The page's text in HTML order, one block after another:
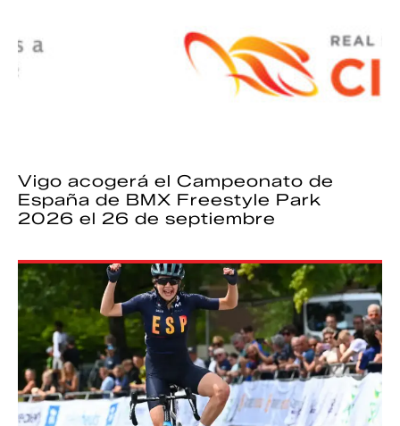
Vigo acogerá el Campeonato de
España de BMX Freestyle Park
2026 el 26 de septiembre